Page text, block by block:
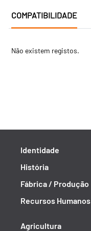
COMPATIBILIDADE
Não existem registos.
Identidade
História
Fábrica / Produção
Recursos Humanos
Agricultura